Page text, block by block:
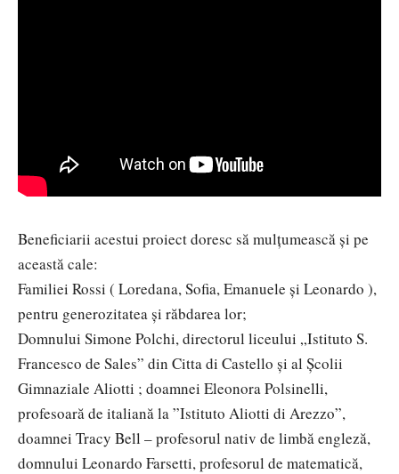
Beneficiarii acestui proiect doresc să mulțumească și pe
această cale:
Familiei Rossi ( Loredana, Sofia, Emanuele și Leonardo ),
pentru generozitatea și răbdarea lor;
Domnului Simone Polchi, directorul liceului „Istituto S.
Francesco de Sales” din Citta di Castello și al Școlii
Gimnaziale Aliotti ; doamnei Eleonora Polsinelli,
profesoară de italiană la ”Istituto Aliotti di Arezzo”,
doamnei Tracy Bell – profesorul nativ de limbă engleză,
domnului Leonardo Farsetti, profesorul de matematică,